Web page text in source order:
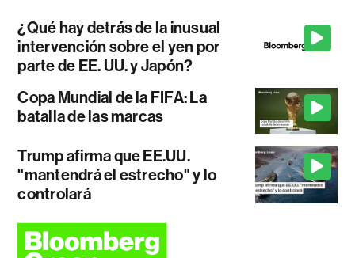
¿Qué hay detrás de la inusual
intervención sobre el yen por
parte de EE. UU. y Japón?
Copa Mundial de la FIFA: La
batalla de las marcas
Trump afirma que EE.UU.
"mantendrá el estrecho" y lo
controlará